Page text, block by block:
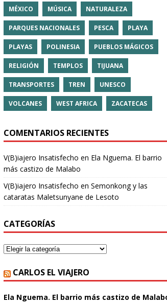
MÉXICO MÚSICA NATURALEZA
PARQUES NACIONALES PESCA PLAYA
PLAYAS POLINESIA PUEBLOS MÁGICOS
RELIGIÓN TEMPLOS TIJUANA
TRANSPORTES TREN UNESCO
VOLCANES WEST AFRICA ZACATECAS
COMENTARIOS RECIENTES
V(B)iajero Insatisfecho en Ela Nguema. El barrio
más castizo de Malabo
V(B)iajero Insatisfecho en Semonkong y las
cataratas Maletsunyane de Lesoto
CATEGORÍAS
CARLOS EL VIAJERO
Ela Nguema. El barrio más castizo de